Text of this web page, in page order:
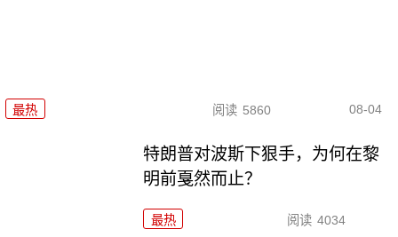
最热 阅读 5860 08-04
特朗普对波斯下狠手，为何在黎
明前戛然而止？
最热 阅读 4034